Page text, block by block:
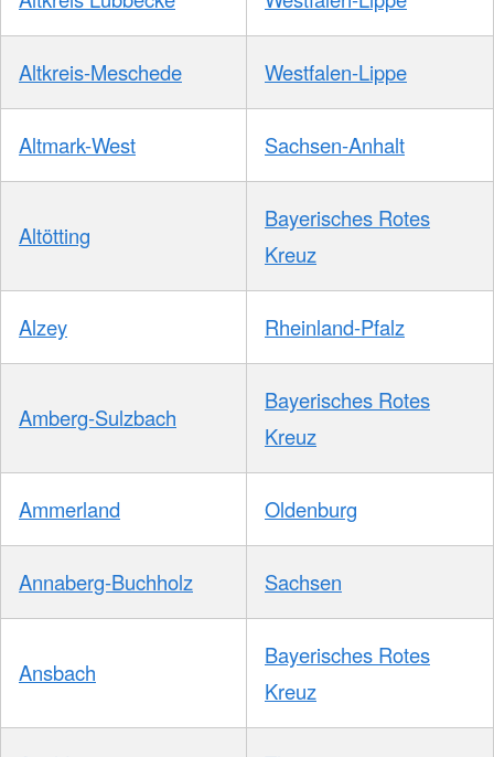
Altkreis-Meschede Westfalen-Lippe
Altmark-West Sachsen-Anhalt
Altötting
Bayerisches Rotes
Kreuz
Alzey Rheinland-Pfalz
Amberg-Sulzbach
Bayerisches Rotes
Kreuz
Ammerland Oldenburg
Annaberg-Buchholz Sachsen
Ansbach
Bayerisches Rotes
Kreuz